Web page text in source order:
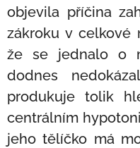
objevila příčina
zákroku v celkové
že se jednalo o
dodnes
produkuje tolik
centrálním
jeho tělíčko má